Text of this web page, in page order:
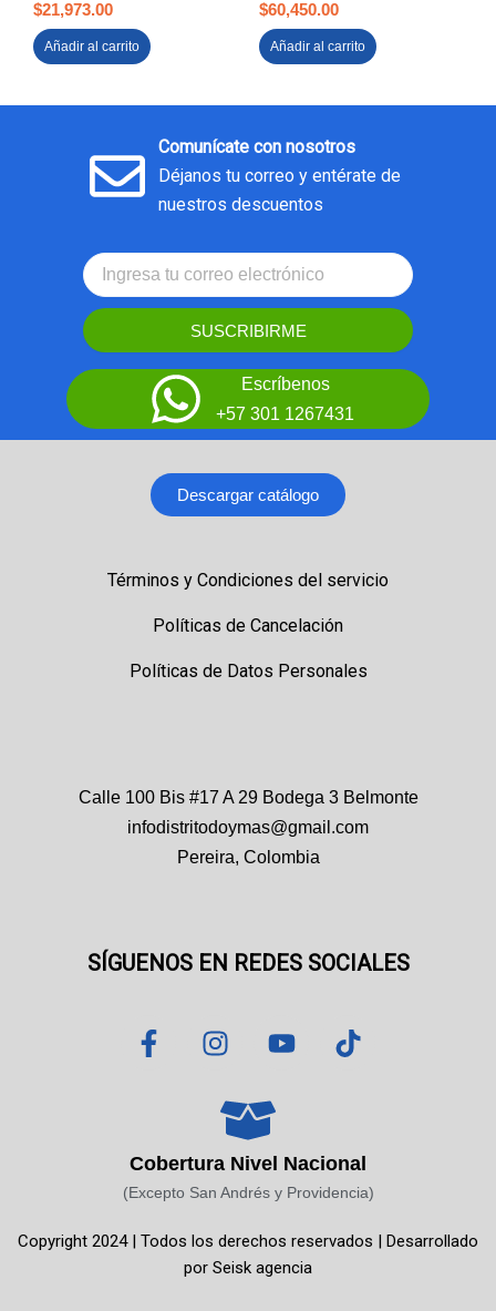
$21,973.00
Añadir al carrito
$60,450.00
Añadir al carrito
Comunícate con nosotros
Déjanos tu correo y entérate de
nuestros descuentos
SUSCRIBIRME
Escríbenos
+57 301 1267431
Descargar catálogo
Términos y Condiciones del servicio
Políticas de Cancelación
Políticas de Datos Personales
Calle 100 Bis #17 A 29 Bodega 3 Belmonte
infodistritodoymas@gmail.com
Pereira, Colombia
SÍGUENOS EN REDES SOCIALES
F
a
o
o
-
I
n
t
a
g
r
m
Y
o
b
e
T
i
k
Cobertura Nivel Nacional
(Excepto San Andrés y Providencia)
Copyright 2024 | Todos los derechos reservados | Desarrollado
por Seisk agencia